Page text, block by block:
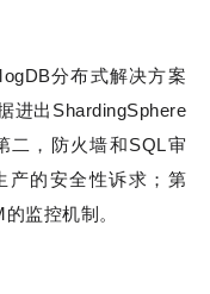
分布式解决方案
进出ShardingSphere
二，防火墙和SQL审
产的安全性诉求；第
监控机制。